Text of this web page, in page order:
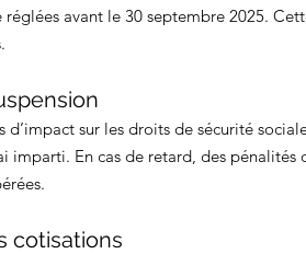
avant le 30 septembre 2025.
d’impact sur les droits de sécurité
imparti. En cas de retard, des
cotisations